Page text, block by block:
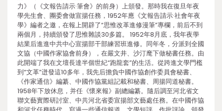
力》（《文報告請示·筆會》的前身）上頒發。那時我在復旦年夜
學先生會、團委會做宣揚任務，1952年應《文報告請示·社會年夜
學》編者之邀，在報上開辟了“思惟改革進修漫筆”專欄，前后不到
兩個月，持續頒發了思惟雜談30多篇。 1952年8月底，我年夜學
結業后進進中共中心宣揚部干部練習班進修。同年冬，分派到全國
文協（中國作家協會前身），在嚴文井、沙汀麾下做秘書任務。由
此開端了我在文壇長達半個世紀“跑龍套”的生活。從跨進文學門檻
到“文革”迸發這10多年，我先后擔負中國作協創作委員會秘書、
《作家通信》編纂、中國作協黨組記載和秘書、周揚同道秘書。
1958年下放休息，并任《懷來報》副總編纂。隨后調至河北省文
聯文藝實際研討室、中共河北省委宣揚部文藝處任務。在中國作協